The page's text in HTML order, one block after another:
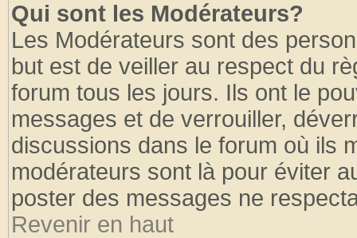
Qui sont les Modérateurs?
Les Modérateurs sont des
but est de veiller au respect du
forum tous les jours. Ils ont le
messages et de verrouiller,
discussions dans le forum où ils
modérateurs sont là pour éviter
poster des messages ne
Revenir en haut